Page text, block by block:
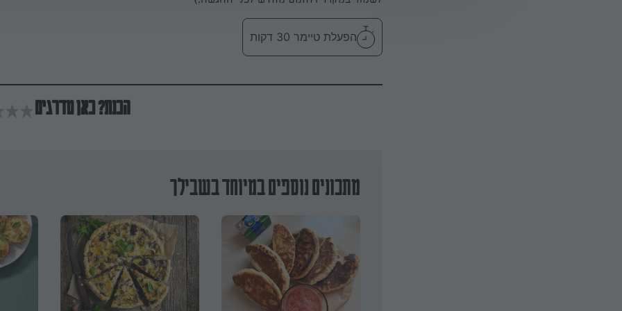
הפעלת טיימר 30 דקות
הכנת? כאן מדרגים
מתכונים נוספים במיוחד בשבילך